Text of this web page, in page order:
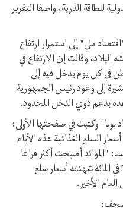
للطاقة الذرية، واصفا التقرير
ملي" إلى استمرار ارتفاع
وقالت إن الارتفاع في
في كل يوم يدخل فيه إلى
إلى وعود رئيس الجمهورية
بدعم ذوي الدخل المحدود.
وكتبت في صفحتها الأولى:
السلع الغذائية هذه الأيام
"الموائد أصبحت أكثر فراغا
من الأمس"، وذكرت أن ارتفاعا بنسبة 50 في المائة شهدته أسعار سلع
الأخير.